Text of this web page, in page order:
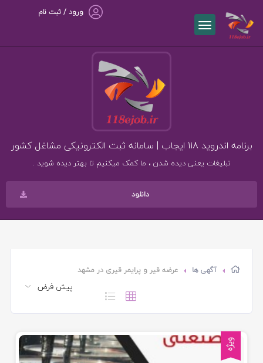
ورود / ثبت نام
برنامه اندروید 118 ایجاب | سامانه ثبت الکترونیکی مشاغل کشور
تبلیغات یعنی دیده شدن ، ما کمک میکنیم تا بهتر دیده شوید .
دانلود
آگهی ها عرضه قیر و پرایمر قیری در مشهد
ویژه